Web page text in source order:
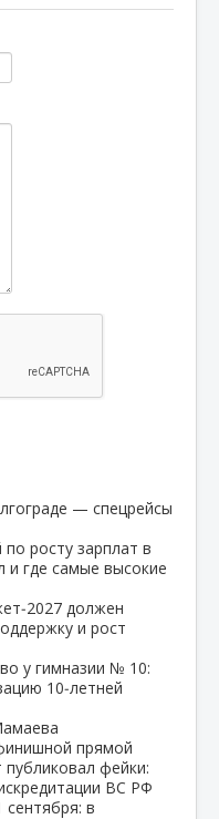
— спецрейсы
росту зарплат в
и где самые высокие
должен
и рост
у гимназии № 10:
10‑летней
прямой
публиковал фейки:
ВС РФ
сентября: в